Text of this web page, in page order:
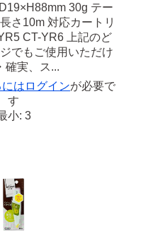
30g テー
さ10m 対応カートリ
CT-YR6 上記のど
でもご使用いただけ
確実、ス...
は ログインが必要で
す
小: 3